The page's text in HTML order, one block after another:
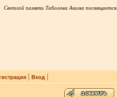
Светлой памяти Таболова Акима посвящается.
| Вход |